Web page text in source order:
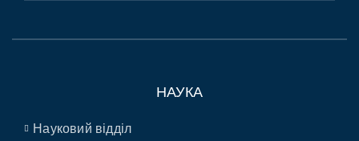
НАУКА
Науковий відділ